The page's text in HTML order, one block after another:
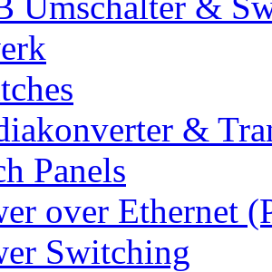
&
Panels
over Ethernet
Switching